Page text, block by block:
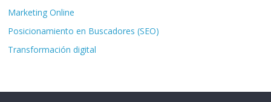
Marketing Online
Posicionamiento en Buscadores (SEO)
Transformación digital